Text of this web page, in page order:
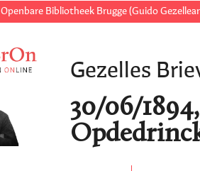
Openbare Bibliotheek Brugge (Guido
Gezelles
30/06/